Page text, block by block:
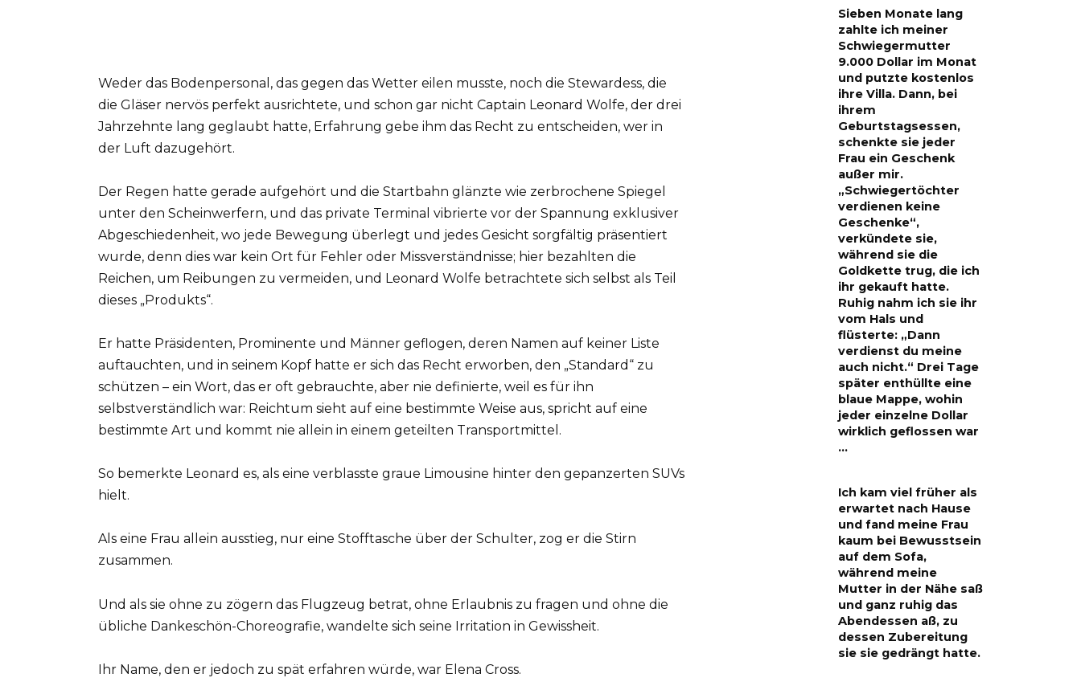
Weder das Bodenpersonal, das gegen das Wetter eilen musste, noch die Stewardess, die
die Gläser nervös perfekt ausrichtete, und schon gar nicht Captain Leonard Wolfe, der drei
Jahrzehnte lang geglaubt hatte, Erfahrung gebe ihm das Recht zu entscheiden, wer in
der Luft dazugehört.
Der Regen hatte gerade aufgehört und die Startbahn glänzte wie zerbrochene Spiegel
unter den Scheinwerfern, und das private Terminal vibrierte vor der Spannung exklusiver
Abgeschiedenheit, wo jede Bewegung überlegt und jedes Gesicht sorgfältig präsentiert
wurde, denn dies war kein Ort für Fehler oder Missverständnisse; hier bezahlten die
Reichen, um Reibungen zu vermeiden, und Leonard Wolfe betrachtete sich selbst als Teil
dieses „Produkts“.
Er hatte Präsidenten, Prominente und Männer geflogen, deren Namen auf keiner Liste
auftauchten, und in seinem Kopf hatte er sich das Recht erworben, den „Standard“ zu
schützen – ein Wort, das er oft gebrauchte, aber nie definierte, weil es für ihn
selbstverständlich war: Reichtum sieht auf eine bestimmte Weise aus, spricht auf eine
bestimmte Art und kommt nie allein in einem geteilten Transportmittel.
So bemerkte Leonard es, als eine verblasste graue Limousine hinter den gepanzerten SUVs
hielt.
Als eine Frau allein ausstieg, nur eine Stofftasche über der Schulter, zog er die Stirn
zusammen.
Und als sie ohne zu zögern das Flugzeug betrat, ohne Erlaubnis zu fragen und ohne die
übliche Dankeschön-Choreografie, wandelte sich seine Irritation in Gewissheit.
Ihr Name, den er jedoch zu spät erfahren würde, war Elena Cross.
Sieben Monate lang
zahlte ich meiner
Schwiegermutter
9.000 Dollar im Monat
und putzte kostenlos
ihre Villa. Dann, bei
ihrem
Geburtstagsessen,
schenkte sie jeder
Frau ein Geschenk
außer mir.
„Schwiegertöchter
verdienen keine
Geschenke“,
verkündete sie,
während sie die
Goldkette trug, die ich
ihr gekauft hatte.
Ruhig nahm ich sie ihr
vom Hals und
flüsterte: „Dann
verdienst du meine
auch nicht.“ Drei Tage
später enthüllte eine
blaue Mappe, wohin
jeder einzelne Dollar
wirklich geflossen war
…
Ich kam viel früher als
erwartet nach Hause
und fand meine Frau
kaum bei Bewusstsein
auf dem Sofa,
während meine
Mutter in der Nähe saß
und ganz ruhig das
Abendessen aß, zu
dessen Zubereitung
sie sie gedrängt hatte.